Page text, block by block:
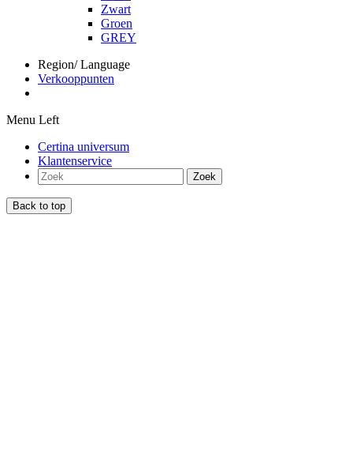
Zwart
Groen
GREY
Region/ Language
Verkooppunten
Menu Left
Certina universum
Klantenservice
Zoek
Back to top